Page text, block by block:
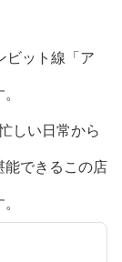
ビット線「ア
しい日常から
能できるこの店